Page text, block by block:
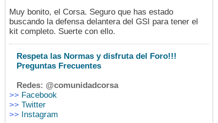
Muy bonito, el Corsa. Seguro que has estado
buscando la defensa delantera del GSI para tener el
kit completo. Suerte con ello.
Respeta las Normas y disfruta del Foro!!!
Preguntas Frecuentes
Redes: @comunidadcorsa
>> Facebook
>> Twitter
>>
Instagram